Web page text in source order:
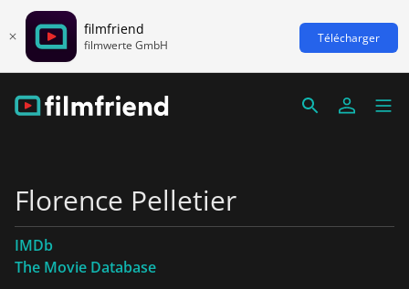
filmfriend
filmwerte GmbH Télécharger
Florence Pelletier
IMDb
The Movie Database